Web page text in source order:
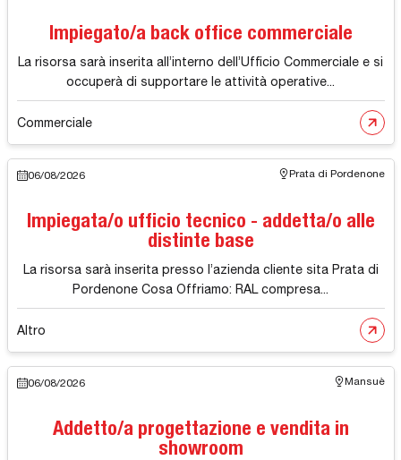
Impiegato/a back office commerciale
La risorsa sarà inserita all’interno dell’Ufficio Commerciale e si
occuperà di supportare le attività operative...
Commerciale
06/08/2026 Prata di Pordenone
Impiegata/o ufficio tecnico - addetta/o alle
distinte base
La risorsa sarà inserita presso l’azienda cliente sita Prata di
Pordenone Cosa Offriamo: RAL compresa...
Altro
06/08/2026 Mansuè
Addetto/a progettazione e vendita in
showroom